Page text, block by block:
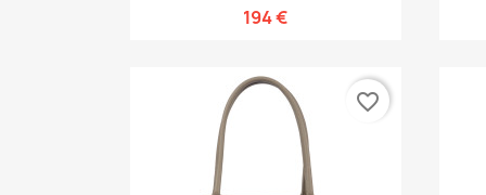
194 €
favorite_border